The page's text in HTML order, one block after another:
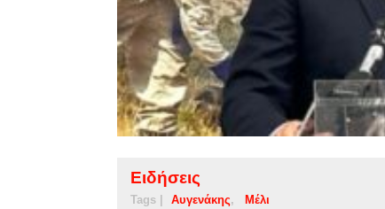
Ειδήσεις
Tags | Αυγενάκης Μέλι